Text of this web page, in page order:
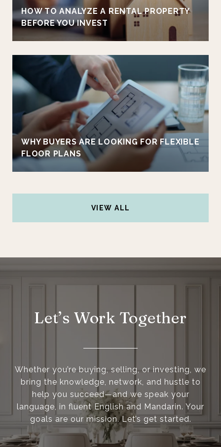
HOW TO ANALYZE A RENTAL PROPERTY
BEFORE YOU INVEST
WHY BUYERS ARE LOOKING FOR FLEXIBLE
FLOOR PLANS
VIEW ALL
Let’s Work Together
Whether you’re buying, selling, or investing, we
bring the knowledge, network, and hustle to
help you succeed—and we speak your
language, in fluent English and Mandarin. Your
goals are our mission. Let’s get started.